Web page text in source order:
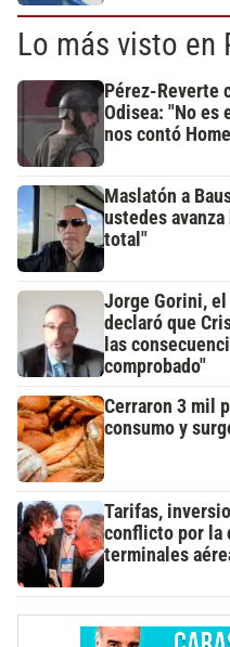
Lo más visto en
Pérez-Reverte
Odisea: "No es
nos contó
Maslatón a
ustedes
total"
Jorge Gorini,
declaró que
las
comprobado"
Cerraron 3 mil
consumo y
Tarifas,
conflicto por la
terminales